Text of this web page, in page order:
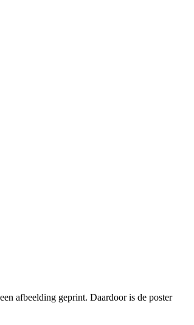
afbeelding geprint. Daardoor is de poster